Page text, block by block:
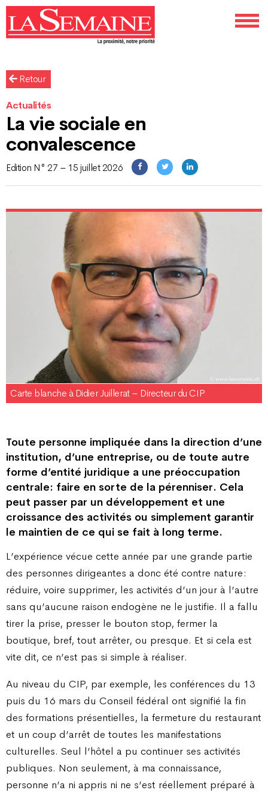
Retour
Actualités
La vie sociale en
convalescence
Edition N° 27 – 15 juillet 2026
Carte blanche à Didier Juillerat – Directeur du CIP
Toute personne impliquée dans la direction d’une
institution, d’une entreprise, ou de toute autre
forme d’entité juridique a une préoccupation
centrale : faire en sorte de la pérenniser. Cela
peut passer par un développement et une
croissance des activités ou simplement garantir
le maintien de ce qui se fait à long terme.
L’expérience vécue cette année par une grande partie
des personnes dirigeantes a donc été contre nature :
réduire, voire supprimer, les activités d’un jour à l’autre
sans qu’aucune raison endogène ne le justifie. Il a fallu
tirer la prise, presser le bouton stop, fermer la
boutique, bref, tout arrêter, ou presque. Et si cela est
vite dit, ce n’est pas si simple à réaliser.
Au niveau du CIP, par exemple, les conférences du 13
puis du 16 mars du Conseil fédéral ont signifié la fin
des formations présentielles, la fermeture du restaurant
et un coup d’arrêt de toutes les manifestations
culturelles. Seul l’hôtel a pu continuer ses activités
publiques. Non seulement, à ma connaissance,
personne n’a ni appris ni ne s’est réellement préparé à